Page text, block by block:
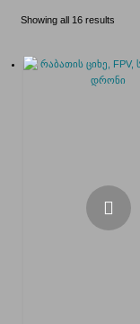
Showing all 16 results